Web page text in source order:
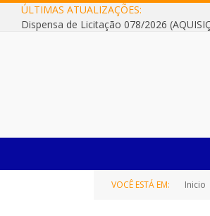
ÚLTIMAS ATUALIZAÇÕES:
VOCÊ ESTÁ EM: Inicio